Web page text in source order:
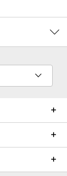
бизнес-